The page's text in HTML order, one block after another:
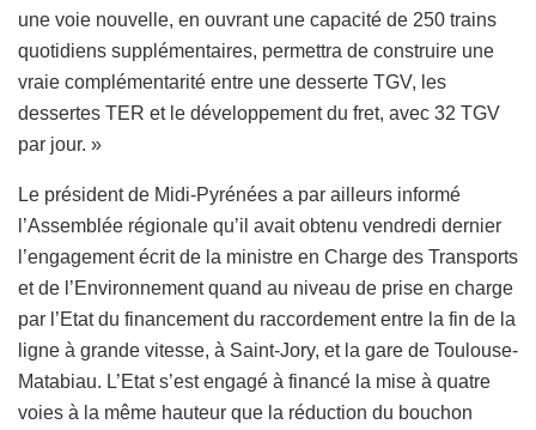
une voie nouvelle, en ouvrant une capacité de 250 trains
quotidiens supplémentaires, permettra de construire une
vraie complémentarité entre une desserte TGV, les
dessertes TER et le développement du fret, avec 32 TGV
par jour. »
Le président de Midi-Pyrénées a par ailleurs informé
l’Assemblée régionale qu’il avait obtenu vendredi dernier
l’engagement écrit de la ministre en Charge des Transports
et de l’Environnement quand au niveau de prise en charge
par l’Etat du financement du raccordement entre la fin de la
ligne à grande vitesse, à Saint-Jory, et la gare de Toulouse-
Matabiau. L’Etat s’est engagé à financé la mise à quatre
voies à la même hauteur que la réduction du bouchon